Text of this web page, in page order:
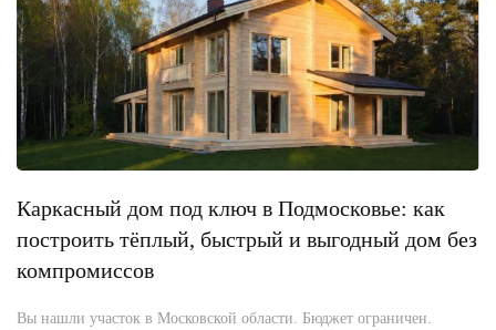
Каркасный дом под ключ в Подмосковье: как
построить тёплый, быстрый и выгодный дом без
компромиссов
Вы нашли участок в Московской области. Бюджет ограничен.